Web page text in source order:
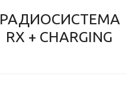
+ CHARGING